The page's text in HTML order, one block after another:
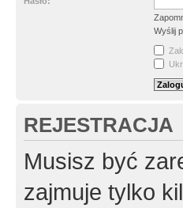
Wyślij
REJESTRACJA
Musisz być
zajmuje tylko